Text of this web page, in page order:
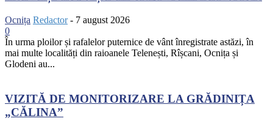
Ocnița Redactor - 7 august 2026
0
În urma ploilor și rafalelor puternice de vânt înregistrate astăzi, în
mai multe localități din raioanele Telenești, Rîșcani, Ocnița și
Glodeni au...
VIZITĂ DE MONITORIZARE LA GRĂDINIȚA
„CĂLINA”